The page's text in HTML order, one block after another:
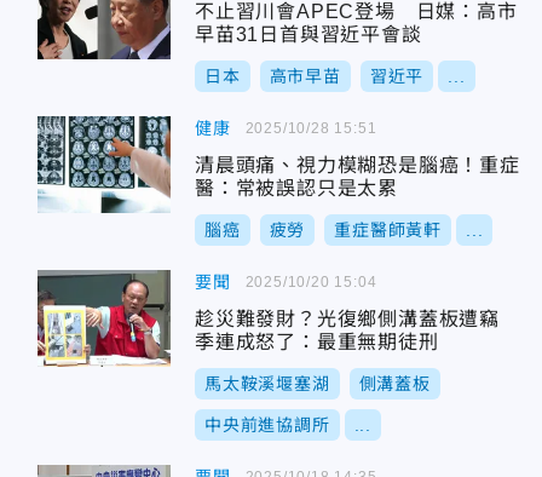
不止習川會APEC登場 日媒：高市
早苗31日首與習近平會談
日本 高市早苗 習近平
健康
清晨頭痛、視力模糊恐是腦癌！重症
醫：常被誤認只是太累
腦癌 疲勞 重症醫師黃軒
2025/10/28 15:51
要聞
趁災難發財？光復鄉側溝蓋板遭竊
季連成怒了：最重無期徒刑
馬太鞍溪堰塞湖 側溝蓋板
中央前進協調所
2025/10/20 15:04